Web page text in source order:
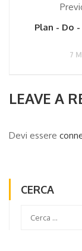
Plan - Do
7
LEAVE A
Devi essere
CERCA